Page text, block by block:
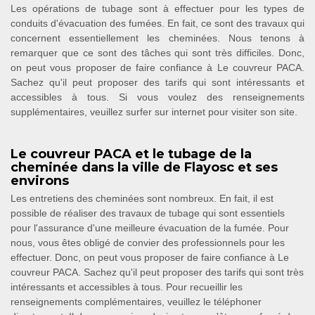
Les opérations de tubage sont à effectuer pour les types de
conduits d'évacuation des fumées. En fait, ce sont des travaux qui
concernent essentiellement les cheminées. Nous tenons à
remarquer que ce sont des tâches qui sont très difficiles. Donc,
on peut vous proposer de faire confiance à Le couvreur PACA.
Sachez qu'il peut proposer des tarifs qui sont intéressants et
accessibles à tous. Si vous voulez des renseignements
supplémentaires, veuillez surfer sur internet pour visiter son site.
Le couvreur PACA et le tubage de la
cheminée dans la ville de Flayosc et ses
environs
Les entretiens des cheminées sont nombreux. En fait, il est
possible de réaliser des travaux de tubage qui sont essentiels
pour l'assurance d'une meilleure évacuation de la fumée. Pour
nous, vous êtes obligé de convier des professionnels pour les
effectuer. Donc, on peut vous proposer de faire confiance à Le
couvreur PACA. Sachez qu'il peut proposer des tarifs qui sont très
intéressants et accessibles à tous. Pour recueillir les
renseignements complémentaires, veuillez le téléphoner